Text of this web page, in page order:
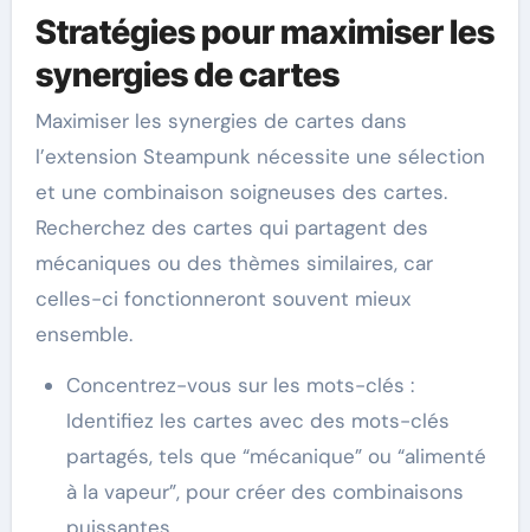
Stratégies pour maximiser les
synergies de cartes
Maximiser les synergies de cartes dans
l’extension Steampunk nécessite une sélection
et une combinaison soigneuses des cartes.
Recherchez des cartes qui partagent des
mécaniques ou des thèmes similaires, car
celles-ci fonctionneront souvent mieux
ensemble.
Concentrez-vous sur les mots-clés :
Identifiez les cartes avec des mots-clés
partagés, tels que “mécanique” ou “alimenté
à la vapeur”, pour créer des combinaisons